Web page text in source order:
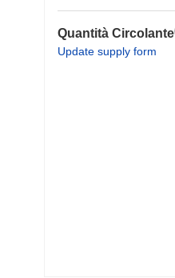
Quantità Circolante
Update supply form